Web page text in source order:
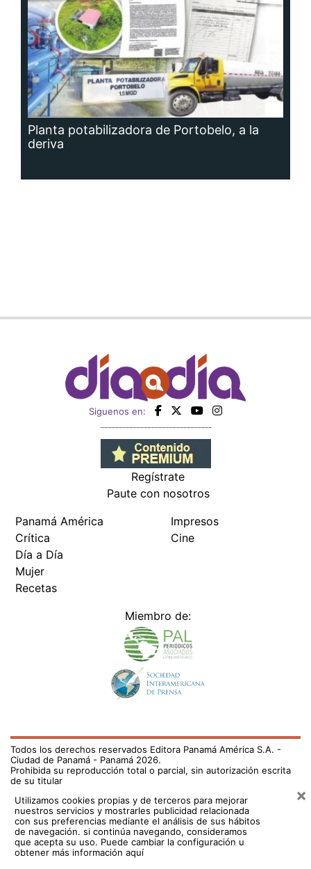
Planta potabilizadora de Portobelo, a la
deriva
Siguenos en:
Regístrate
Paute con nosotros
Panamá América
Crítica
Día a Día
Mujer
Recetas
Impresos
Cine
Miembro de:
Todos los derechos reservados Editora Panamá América S.A. -
Ciudad de Panamá - Panamá 2026.
Prohibida su reproducción total o parcial, sin autorización escrita
de su titular
Utilizamos cookies propias y de terceros para mejorar
nuestros servicios y mostrarles publicidad relacionada
con sus preferencias mediante el análisis de sus hábitos
de navegación. si continúa navegando, consideramos
que acepta su uso. Puede cambiar la configuración u
obtener más información aquí
×